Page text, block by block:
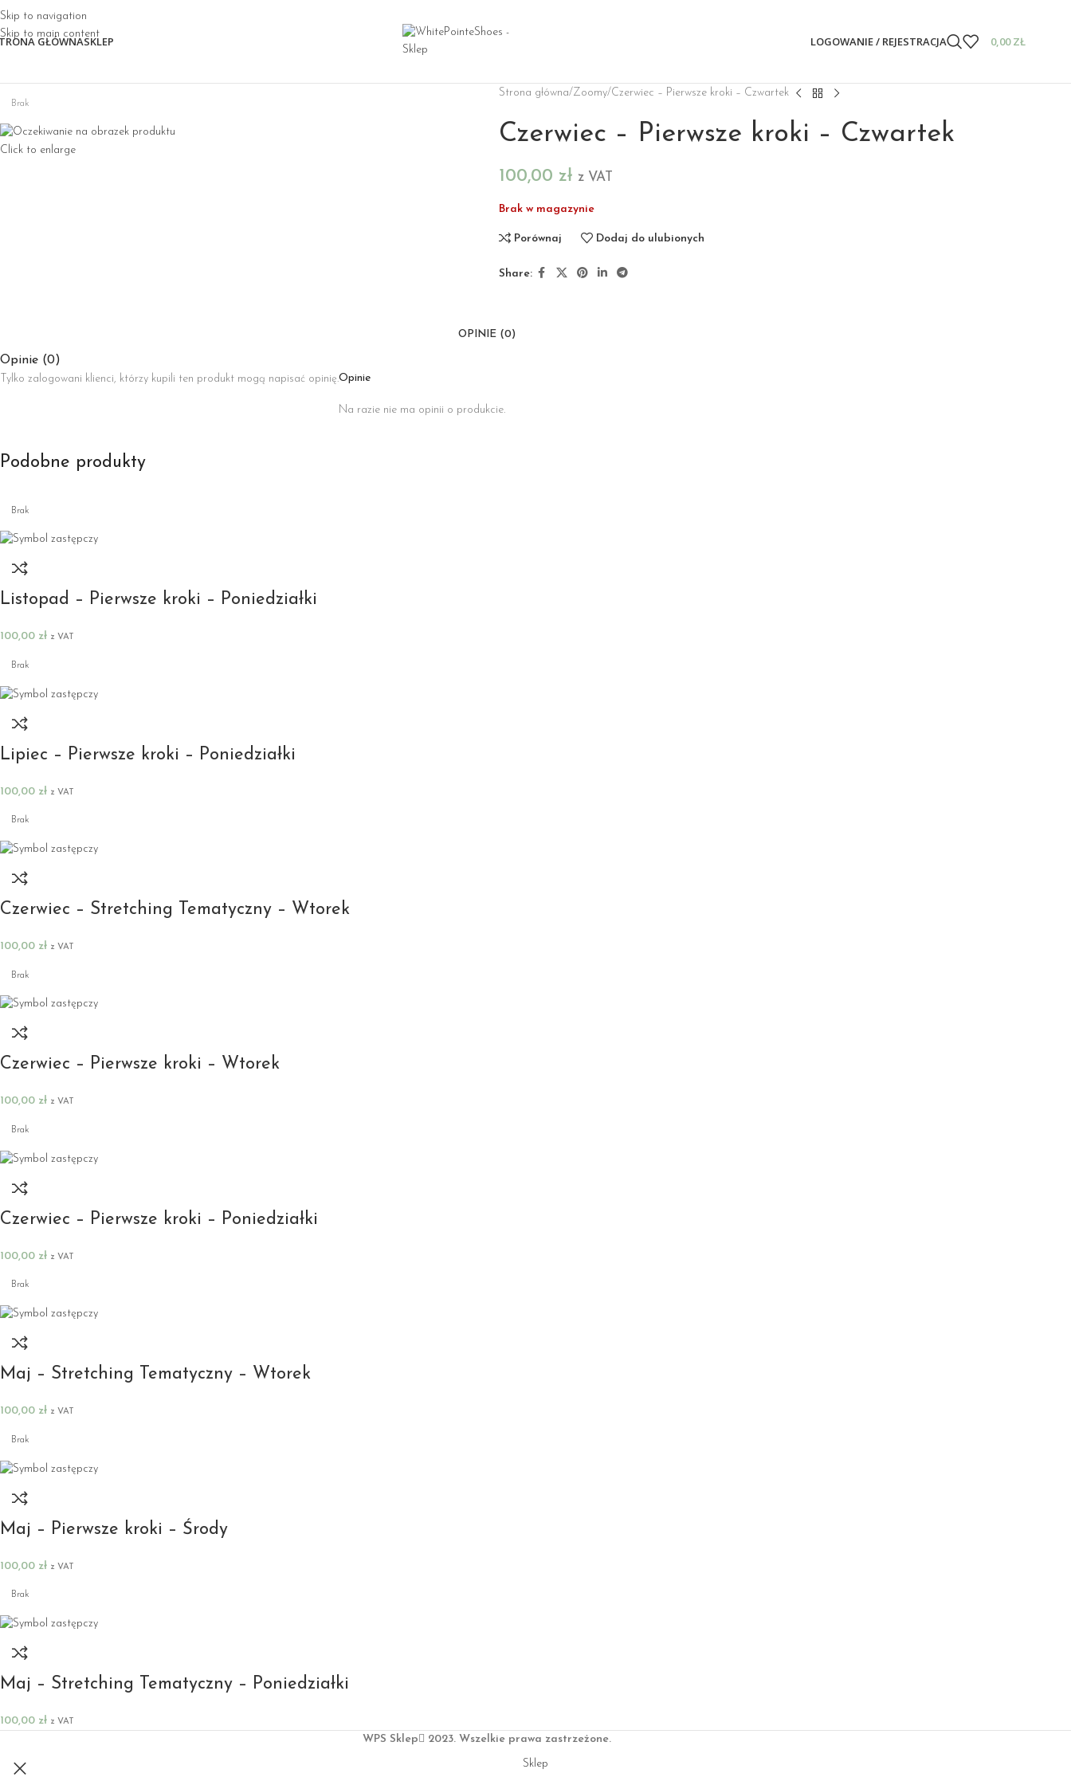
Skip to navigation
Skip to main content
GŁÓWNASKLEP LOGOWANIE / REJESTRACJA 0,00ZŁ
Brak
Click to enlarge
Strona główna Zoomy Czerwiec – Pierwsze kroki – Czwartek
Czerwiec – Pierwsze kroki – Czwartek
100,00 zł z VAT
Brak w magazynie
Porównaj Dodaj do ulubionych
Share:
OPINIE (0)
Opinie (0)
Opinie
Na razie nie ma opinii o produkcie.
Tylko zalogowani klienci, którzy kupili ten produkt mogą napisać opinię.
Podobne produkty
Brak
Listopad – Pierwsze kroki – Poniedziałki
100,00 zł z VAT
Brak
Lipiec – Pierwsze kroki – Poniedziałki
100,00 zł z VAT
Brak
Czerwiec – Stretching Tematyczny – Wtorek
100,00 zł z VAT
Brak
Czerwiec – Pierwsze kroki – Wtorek
100,00 zł z VAT
Brak
Czerwiec – Pierwsze kroki – Poniedziałki
100,00 zł z VAT
Brak
Maj – Stretching Tematyczny – Wtorek
100,00 zł z VAT
Brak
Maj – Pierwsze kroki – Środy
100,00 zł z VAT
Brak
Maj – Stretching Tematyczny – Poniedziałki
100,00 zł z VAT
WPS Sklep 2023. Wszelkie prawa zastrzeżone.
Sklep